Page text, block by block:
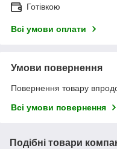
Готівкою
Всі умови оплати
Умови повернення
Повернення товару
Всі умови повернення
Подібні товари